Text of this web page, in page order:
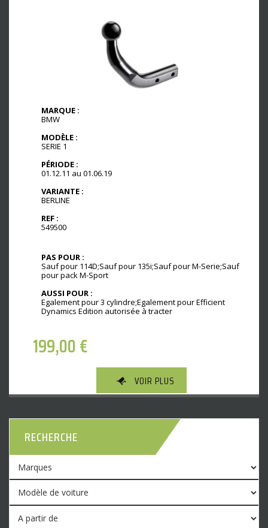
MARQUE :
BMW
MODÈLE :
SERIE 1
PÉRIODE :
01.12.11 au 01.06.19
VARIANTE :
BERLINE
REF :
549500
PAS POUR :
Sauf pour 114D;Sauf pour 135i;Sauf pour M-Serie;Sauf
pour pack M-Sport
AUSSI POUR :
Egalement pour 3 cylindre;Egalement pour Efficient
Dynamics Edition autorisée à tracter
199,00€
VOIR PLUS
RECHERCHE